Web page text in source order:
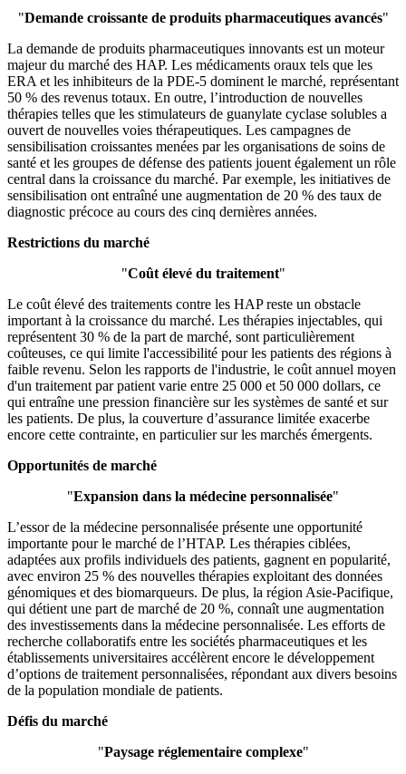
"Demande croissante de produits pharmaceutiques avancés"
La demande de produits pharmaceutiques innovants est un moteur
majeur du marché des HAP. Les médicaments oraux tels que les
ERA et les inhibiteurs de la PDE-5 dominent le marché, représentant
50 % des revenus totaux. En outre, l’introduction de nouvelles
thérapies telles que les stimulateurs de guanylate cyclase solubles a
ouvert de nouvelles voies thérapeutiques. Les campagnes de
sensibilisation croissantes menées par les organisations de soins de
santé et les groupes de défense des patients jouent également un rôle
central dans la croissance du marché. Par exemple, les initiatives de
sensibilisation ont entraîné une augmentation de 20 % des taux de
diagnostic précoce au cours des cinq dernières années.
Restrictions du marché
"Coût élevé du traitement"
Le coût élevé des traitements contre les HAP reste un obstacle
important à la croissance du marché. Les thérapies injectables, qui
représentent 30 % de la part de marché, sont particulièrement
coûteuses, ce qui limite l'accessibilité pour les patients des régions à
faible revenu. Selon les rapports de l'industrie, le coût annuel moyen
d'un traitement par patient varie entre 25 000 et 50 000 dollars, ce
qui entraîne une pression financière sur les systèmes de santé et sur
les patients. De plus, la couverture d’assurance limitée exacerbe
encore cette contrainte, en particulier sur les marchés émergents.
Opportunités de marché
"Expansion dans la médecine personnalisée"
L’essor de la médecine personnalisée présente une opportunité
importante pour le marché de l’HTAP. Les thérapies ciblées,
adaptées aux profils individuels des patients, gagnent en popularité,
avec environ 25 % des nouvelles thérapies exploitant des données
génomiques et des biomarqueurs. De plus, la région Asie-Pacifique,
qui détient une part de marché de 20 %, connaît une augmentation
des investissements dans la médecine personnalisée. Les efforts de
recherche collaboratifs entre les sociétés pharmaceutiques et les
établissements universitaires accélèrent encore le développement
d’options de traitement personnalisées, répondant aux divers besoins
de la population mondiale de patients.
Défis du marché
"Paysage réglementaire complexe"